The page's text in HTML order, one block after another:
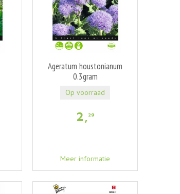
Ageratum houstonianum
0.3gram
2,29
Meer informatie
Op voorraad